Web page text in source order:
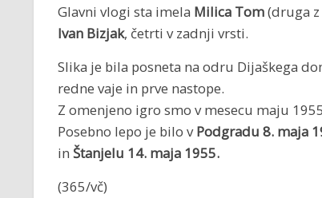
Glavni vlogi sta imela Milica Tom(druga
Ivan Bizjak, četrti v zadnji vrsti.
Slika je bila posneta na odru Dijaškega
redne vaje in prve nastope.
Z omenjeno igro smo v mesecu maju
Posebno lepo je bilo vPodgradu 8. maja
in Štanjelu 14. maja 1955.
(365/vč)